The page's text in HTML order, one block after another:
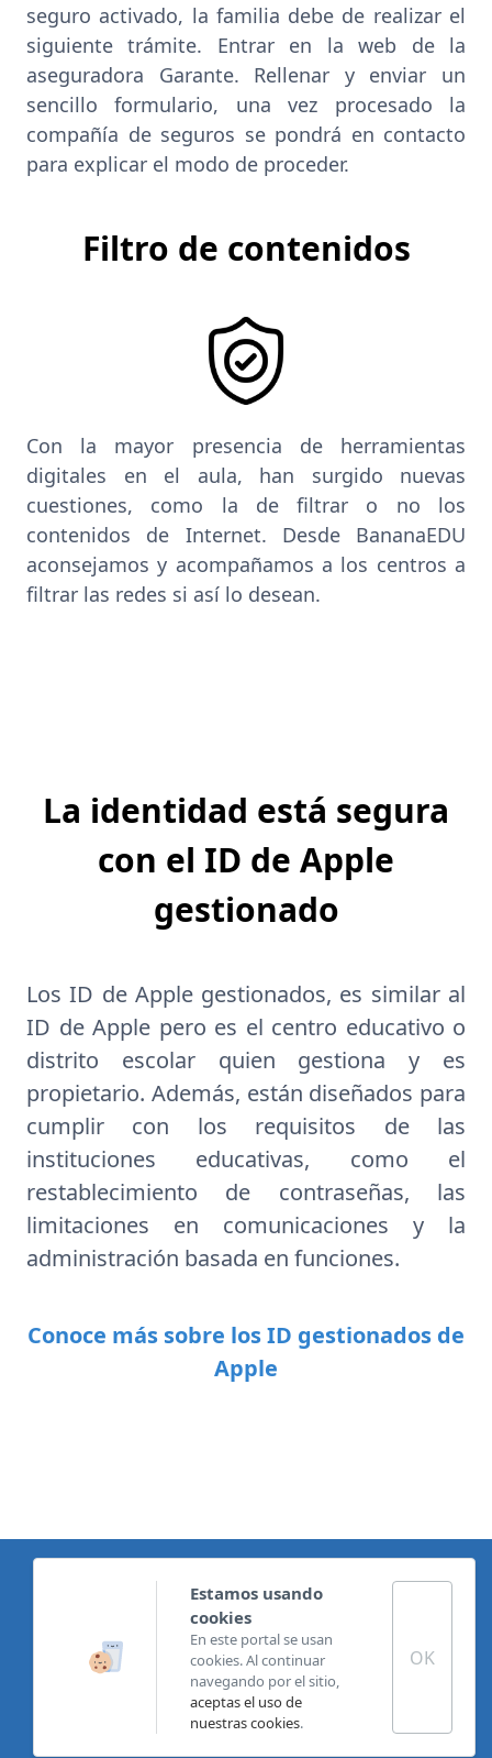
seguro activado, la familia debe de realizar el
siguiente trámite. Entrar en laweb de la
aseguradora Garante. Rellenar y enviar un
sencillo formulario, una vez procesado la
compañía de seguros se pondrá en contacto
para explicar el modo de proceder.
Filtro de contenidos
Con la mayor presencia de herramientas
digitales en el aula, han surgido nuevas
cuestiones, como la de filtrar o no los
contenidos de Internet. Desde BananaEDU
aconsejamos y acompañamos a los centros a
filtrar las redes si así lo desean.
La identidad está segura
con el ID de Apple
gestionado
Los ID de Apple gestionados, es similar al
ID de Apple pero es el centro educativo o
distrito escolar quien gestiona y es
propietario. Además, están diseñados para
cumplir con los requisitos de las
instituciones educativas, como el
restablecimiento de contraseñas, las
limitaciones en comunicaciones y la
administración basada en funciones.
Conoce más sobre los ID gestionados de
Apple
Política de privacidad para centros educativos
Política de cookies
Condiciones generales
Términos y condiciones de garantía
Política de privacidad
Copyright @Banana Computer S.L. Todos los derechos
reservados.
Estamos usando
cookies
En este portal se usan
cookies. Al continuar
navegando por el sitio,
aceptas el uso de
nuestras cookies.
OK